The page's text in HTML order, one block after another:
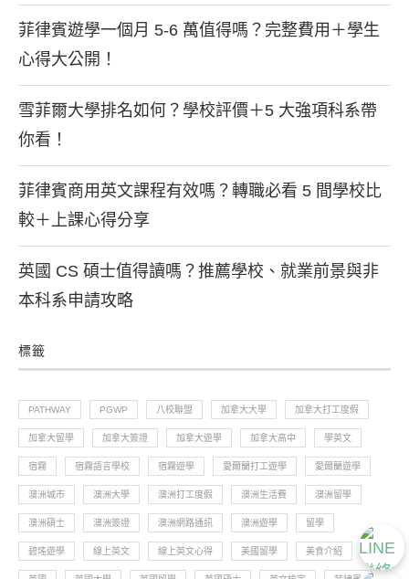
菲律賓遊學一個月 5-6 萬值得嗎？完整費用＋學生
心得大公開！
雪菲爾大學排名如何？學校評價＋5 大強項科系帶
你看！
菲律賓商用英文課程有效嗎？轉職必看 5 間學校比
較＋上課心得分享
英國 CS 碩士值得讀嗎？推薦學校、就業前景與非
本科系申請攻略
標籤
PATHWAY PGWP 八校聯盟 加拿大大學 加拿大打工度假
加拿大留學 加拿大簽證 加拿大遊學 加拿大高中 學英文
宿霧 宿霧語言學校 宿霧遊學 愛爾蘭打工遊學 愛爾蘭遊學
澳洲城市 澳洲大學 澳洲打工度假 澳洲生活費 澳洲留學
澳洲碩士 澳洲簽證 澳洲網路通訊 澳洲遊學 留學
碧瑤遊學 線上英文 線上英文心得 美國留學 美食介紹